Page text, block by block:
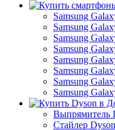
Samsung
Samsung
Samsung
Samsung
Samsung
Samsung
Samsung
Samsung
Выпрямитель
Стайлер Dyson